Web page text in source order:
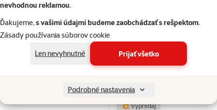
nevhodnou reklamou.
Ďakujeme,s vašimi údajmi budeme zaobchádzať s rešpektom.
Zásady používania súborov cookie
Len nevyhnutné
Prijať všetko
Podrobné nastavenia
Lucaa+
zápachu
💥 Výpredaj